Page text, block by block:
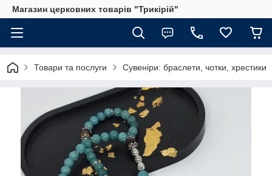
Магазин церковних товарів "Трикірій"
Товари та послуги Сувеніри: браслети, чотки, хрестики